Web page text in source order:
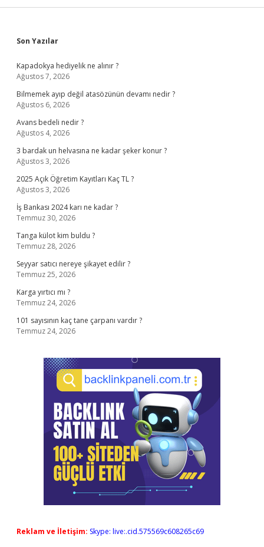
Sidebar
Son Yazılar
Kapadokya hediyelik ne alınır ?
Ağustos 7, 2026
Bilmemek ayıp değil atasözünün devamı nedir ?
Ağustos 6, 2026
Avans bedeli nedir ?
Ağustos 4, 2026
3 bardak un helvasına ne kadar şeker konur ?
Ağustos 3, 2026
2025 Açık Öğretim Kayıtları Kaç TL ?
Ağustos 3, 2026
İş Bankası 2024 karı ne kadar ?
Temmuz 30, 2026
Tanga külot kim buldu ?
Temmuz 28, 2026
Seyyar satıcı nereye şikayet edilir ?
Temmuz 25, 2026
Karga yırtıcı mı ?
Temmuz 24, 2026
101 sayısının kaç tane çarpanı vardır ?
Temmuz 24, 2026
Reklam ve İletişim: Skype: live:.cid.575569c608265c69